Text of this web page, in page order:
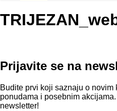
Prijavite se na
Budite prvi koji saznaju o
ponudama i posebnim
newsletter!